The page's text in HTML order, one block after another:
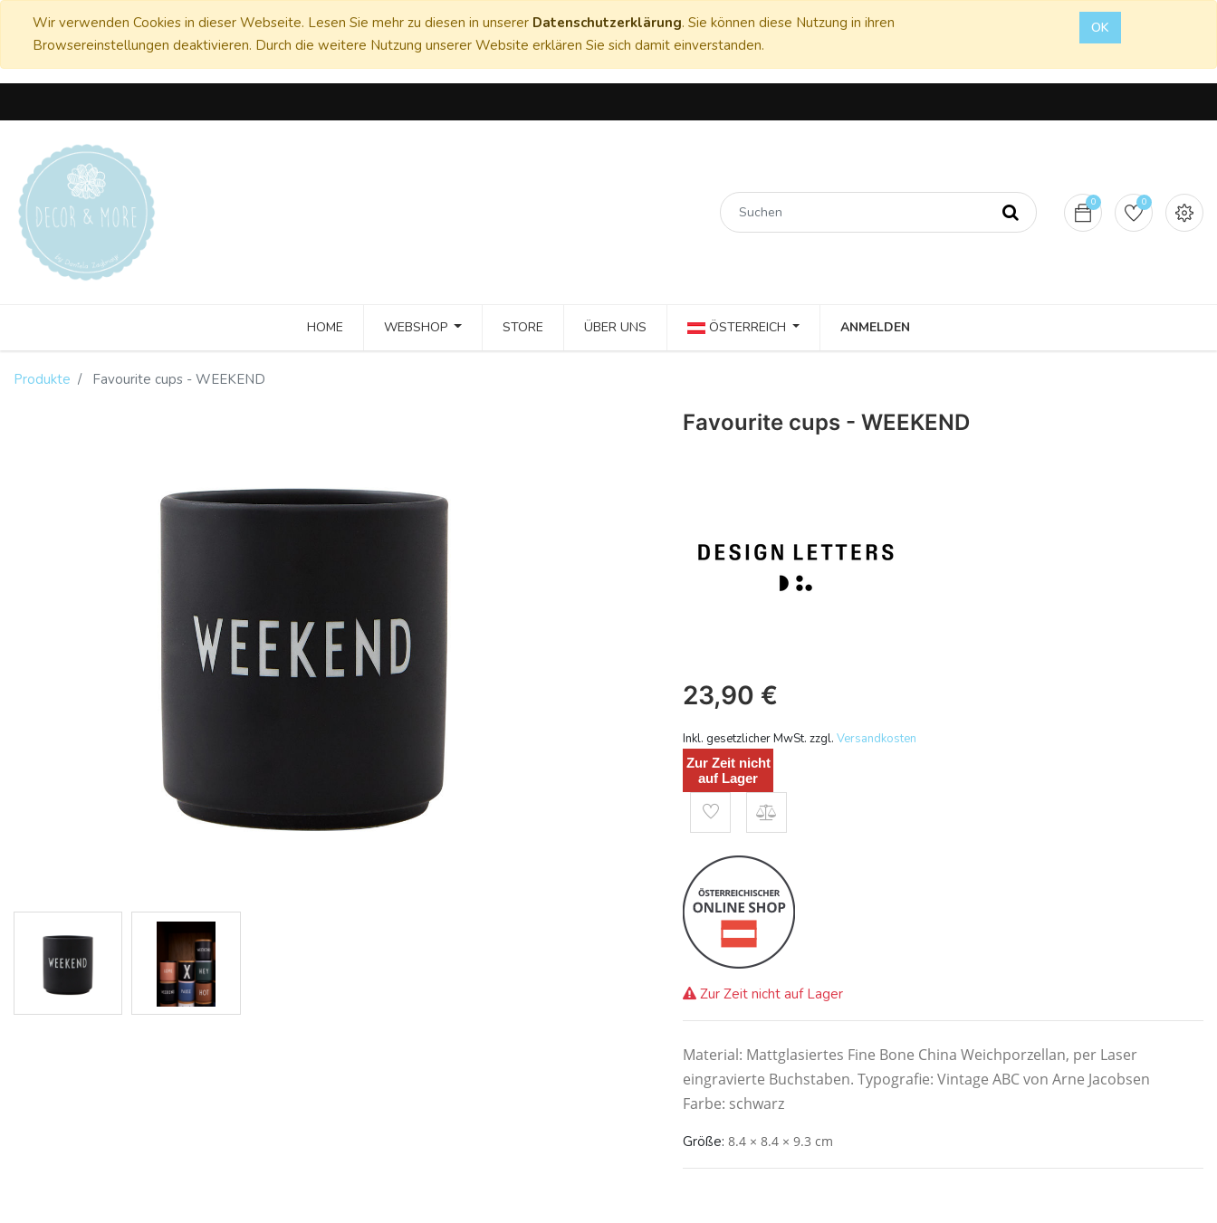
Wir verwenden Cookies in dieser Webseite. Lesen Sie mehr zu diesen in unserer Datenschutzerklärung. Sie können diese Nutzung in ihren
Browsereinstellungen deaktivieren. Durch die weitere Nutzung unserer Website erklären Sie sich damit einverstanden.
OK
0 0
HOME WEBSHOP STORE ÜBER UNS ÖSTERREICH ANMELDEN
Produkte Favourite cups - WEEKEND
Favourite cups - WEEKEND
23,90 €
Inkl. gesetzlicher MwSt. zzgl.Versandkosten
Zur Zeit nicht
auf Lager
Zur Zeit nicht auf Lager
Material: Mattglasiertes Fine Bone China Weichporzellan, per Laser
eingravierte Buchstaben. Typografie: Vintage ABC von Arne Jacobsen
Farbe: schwarz
Größe:8.4 × 8.4 × 9.3 cm